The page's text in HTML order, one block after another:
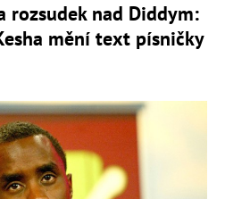
rozsudek nad Diddym:
mění text písničky